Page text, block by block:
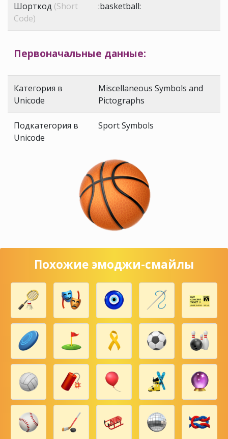
Шорткод (Short
Code)
:basketball:
Первоначальные данные:
Категория в
Unicode
Miscellaneous Symbols and
Pictographs
Подкатегория в
Unicode
Sport Symbols
Похожие эмоджи-смайлы